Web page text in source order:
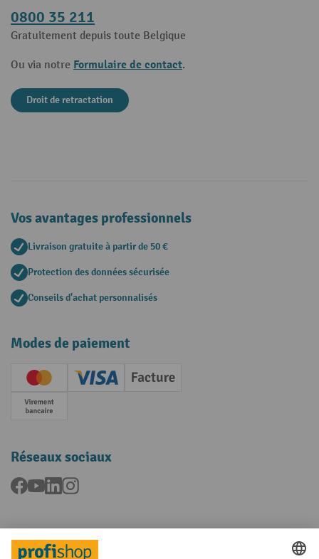
0800 35 211
Gratuitement depuis toute Belgique
Ou via notre Formulaire de contact.
Droit de retractation
Vos avantages professionnels
Livraison gratuite à partir de 50 €
Protection des données sécurisée
Conseils d'achat personnalisés
Modes de paiement
Creditcard (Master)Creditcard (Visa)
Facture
Paiement anticipé
Réseaux sociaux
Facebook
YouTubeLinkedInInstagram
Langues